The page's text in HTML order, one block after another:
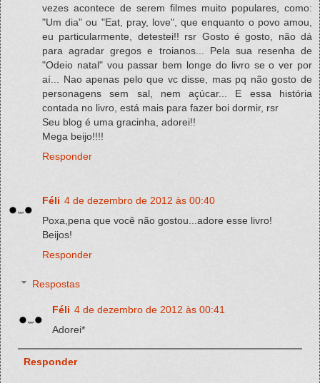
vezes acontece de serem filmes muito populares, como:
"Um dia" ou "Eat, pray, love", que enquanto o povo amou,
eu particularmente, detestei!! rsr Gosto é gosto, não dá
para agradar gregos e troianos... Pela sua resenha de
"Odeio natal" vou passar bem longe do livro se o ver por
aí... Nao apenas pelo que vc disse, mas pq não gosto de
personagens sem sal, nem açúcar... E essa história
contada no livro, está mais para fazer boi dormir, rsr
Seu blog é uma gracinha, adorei!!
Mega beijo!!!!
Responder
Féli 4 de dezembro de 2012 às 00:40
Poxa,pena que você não gostou...adore esse livro!
Beijos!
Responder
Respostas
Féli 4 de dezembro de 2012 às 00:41
Adorei*
Responder